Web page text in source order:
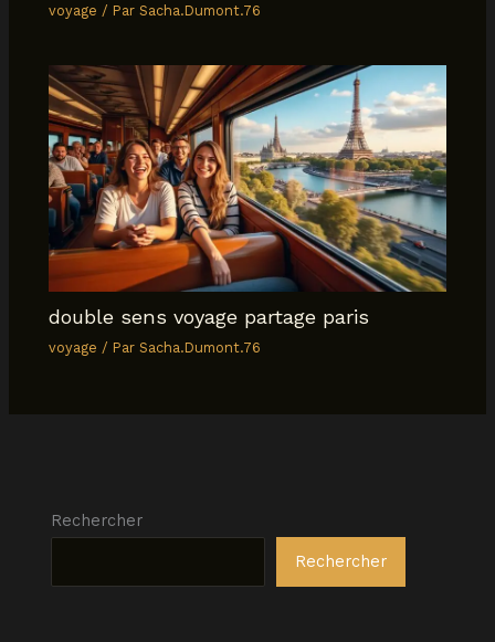
voyage / ParSacha.Dumont.76
double sens voyage partage paris
voyage / ParSacha.Dumont.76
Rechercher
Rechercher